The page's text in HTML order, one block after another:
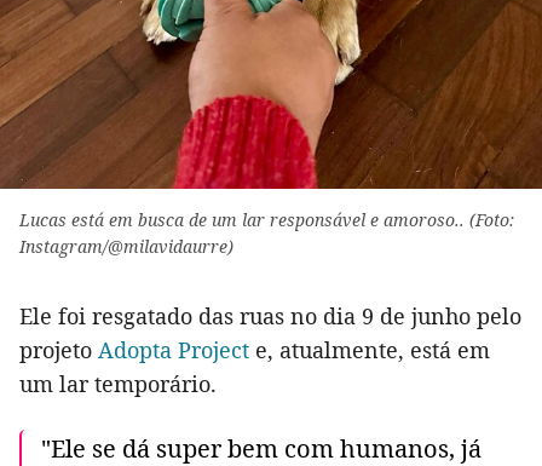
Lucas está em busca de um lar responsável e amoroso.. (Foto:
Instagram/@milavidaurre)
Ele foi resgatado das ruas no dia 9 de junho pelo
projeto Adopta Project e, atualmente, está em
um lar temporário.
"Ele se dá super bem com humanos, já